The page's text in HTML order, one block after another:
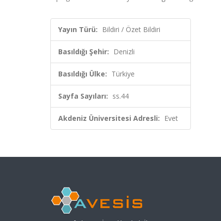
Yayın Türü: Bildiri / Özet Bildiri
Basıldığı Şehir: Denizli
Basıldığı Ülke: Türkiye
Sayfa Sayıları: ss.44
Akdeniz Üniversitesi Adresli: Evet